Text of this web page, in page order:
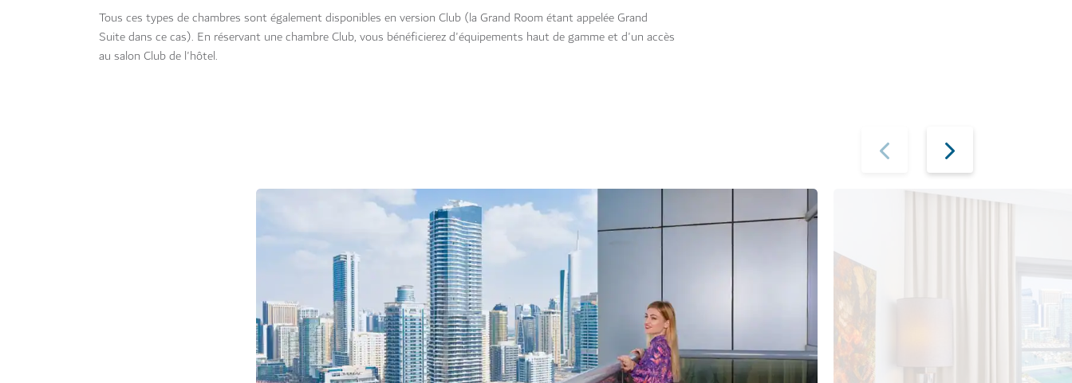
Tous ces types de chambres sont également disponibles en version Club (la Grand Room étant appelée Grand
Suite dans ce cas). En réservant une chambre Club, vous bénéficierez d'équipements haut de gamme et d'un accès
au salon Club de l'hôtel.